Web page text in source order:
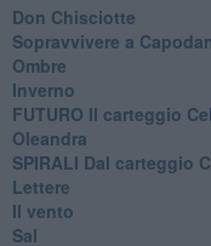
Don Chisciotte
Sopravvivere a
Ombre
Inverno
FUTURO Il carteggio
Oleandra
SPIRALI Dal carteggio
Lettere
Il vento
Sal